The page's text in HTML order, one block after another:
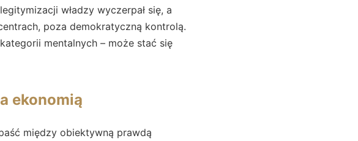
władzy wyczerpał się, a
poza demokratyczną kontrolą.
mentalnych – może stać się
ekonomią
między obiektywną prawdą